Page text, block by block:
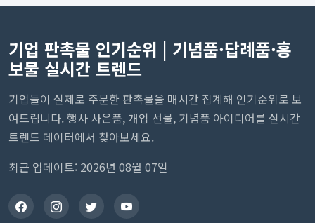
기업 판촉물 인기순위 | 기념품·답례품·홍
보물 실시간 트렌드
기업들이 실제로 주문한 판촉물을 매시간 집계해 인기순위로 보
여드립니다. 행사 사은품, 개업 선물, 기념품 아이디어를 실시간
트렌드 데이터에서 찾아보세요.
최근 업데이트: 2026년 08월 07일